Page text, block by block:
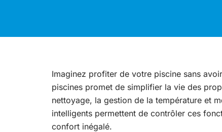
Imaginez profiter de votre piscine sans
piscines promet de simplifier la vie des
nettoyage, la gestion de la température et
intelligents permettent de contrôler ces
confort inégalé.